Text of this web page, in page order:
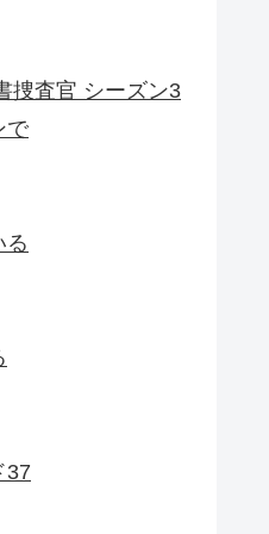
捜査官 シーズン3
で
る
37